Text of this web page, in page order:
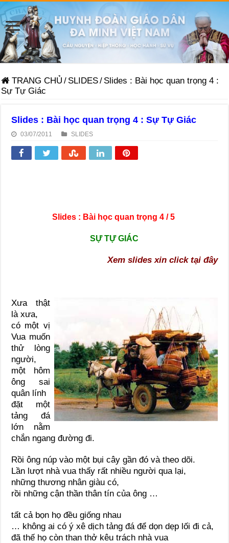
TRANG CHỦ / SLIDES/ Slides : Bài học quan trọng 4 :
Sự Tự Giác
Slides : Bài học quan trọng 4 : Sự Tự Giác
03/07/2011 SLIDES
Slides : Bài học quan trọng 4 / 5
SỰ TỰ GIÁC
Xem slides xin click tại đây
Xưa thật
là xưa,
có một vị
Vua muốn
thử lòng
người,
một hôm
ông sai
quân lính
đặt một
tảng đá
lớn nằm
chắn ngang đường đi.
Rồi ông núp vào một bụi cây gần đó và theo dõi.
Lần lượt nhà vua thấy rất nhiều người qua lại,
những thương nhân giàu có,
rồi những cận thần thân tín của ông …
tất cả bọn họ đều giống nhau
… không ai có ý xê dịch tảng đá để dọn dẹp lối đi cả,
đã thế họ còn than thở kêu trách nhà vua